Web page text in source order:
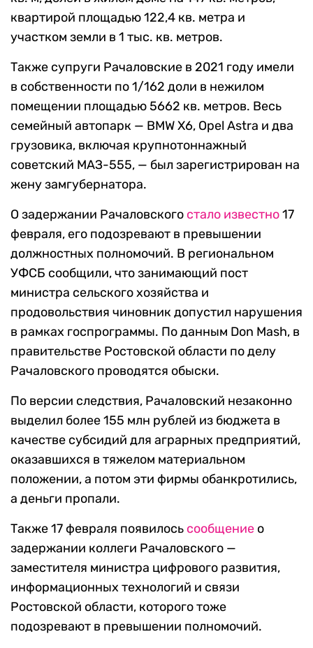
квартирой площадью 122,4 кв. метра и
участком земли в 1 тыс. кв. метров.
Также супруги Рачаловские в 2021 году имели
в собственности по 1/162 доли в нежилом
помещении площадью 5662 кв. метров. Весь
семейный автопарк — BMW X6, Opel Astra и два
грузовика, включая крупнотоннажный
советский МАЗ-555, — был зарегистрирован на
жену замгубернатора.
О задержании Рачаловского стало известно17
февраля, его подозревают в превышении
должностных полномочий. В региональном
УФСБ сообщили, что занимающий пост
министра сельского хозяйства и
продовольствия чиновник допустил нарушения
в рамках госпрограммы. По данным Don Mash, в
правительстве Ростовской области по делу
Рачаловского проводятся обыски.
По версии следствия, Рачаловский незаконно
выделил более 155 млн рублей из бюджета в
качестве субсидий для аграрных предприятий,
оказавшихся в тяжелом материальном
положении, а потом эти фирмы обанкротились,
а деньги пропали.
Также 17 февраля появилось сообщение о
задержании коллеги Рачаловского —
заместителя министра цифрового развития,
информационных технологий и связи
Ростовской области, которого тоже
подозревают в превышении полномочий.